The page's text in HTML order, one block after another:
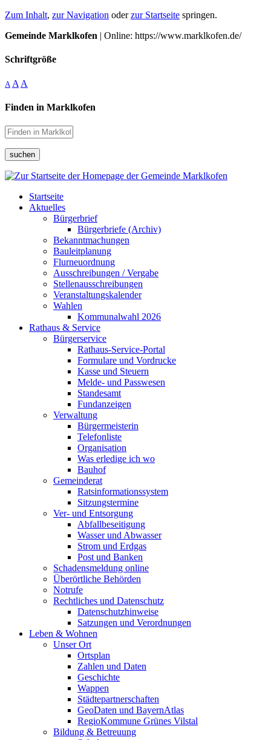
Zum Inhalt, zur Navigation oderzur Startseite springen.
Gemeinde Marklkofen | Online: https://www.marklkofen.de/
Schriftgröße
A A A
Finden in Marklkofen
suchen
Startseite
Aktuelles
Bürgerbrief
Bürgerbriefe (Archiv)
Bekanntmachungen
Bauleitplanung
Flurneuordnung
Ausschreibungen / Vergabe
Stellenausschreibungen
Veranstaltungskalender
Wahlen
Kommunalwahl 2026
Rathaus & Service
Bürgerservice
Rathaus-Service-Portal
Formulare und Vordrucke
Kasse und Steuern
Melde- und Passwesen
Standesamt
Fundanzeigen
Verwaltung
Bürgermeisterin
Telefonliste
Organisation
Was erledige ich wo
Bauhof
Gemeinderat
Ratsinformationssystem
Sitzungstermine
Ver- und Entsorgung
Abfallbeseitigung
Wasser und Abwasser
Strom und Erdgas
Post und Banken
Schadensmeldung online
Überörtliche Behörden
Notrufe
Rechtliches und Datenschutz
Datenschutzhinweise
Satzungen und Verordnungen
Leben & Wohnen
Unser Ort
Ortsplan
Zahlen und Daten
Geschichte
Wappen
Städtepartnerschaften
GeoDaten und BayernAtlas
RegioKommune Grünes Vilstal
Bildung & Betreuung